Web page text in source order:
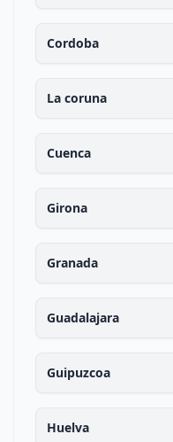
Cordoba
La coruna
Cuenca
Girona
Granada
Guadalajara
Guipuzcoa
Huelva